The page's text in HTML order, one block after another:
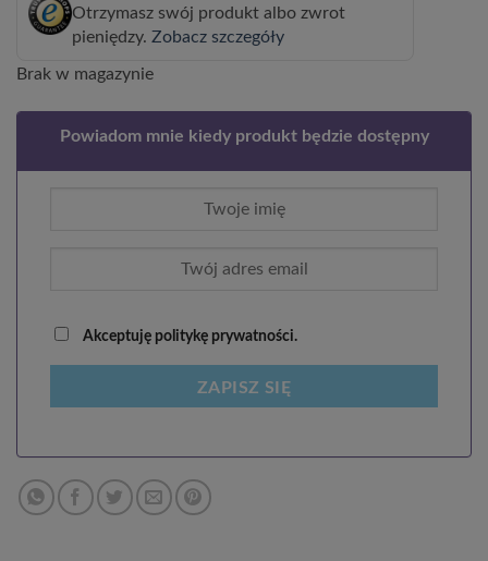
Otrzymasz swój produkt albo zwrot
pieniędzy. Zobacz szczegóły
Brak w magazynie
Powiadom mnie kiedy produkt będzie dostępny
Akceptuję politykę prywatności.
ZAPISZ SIĘ